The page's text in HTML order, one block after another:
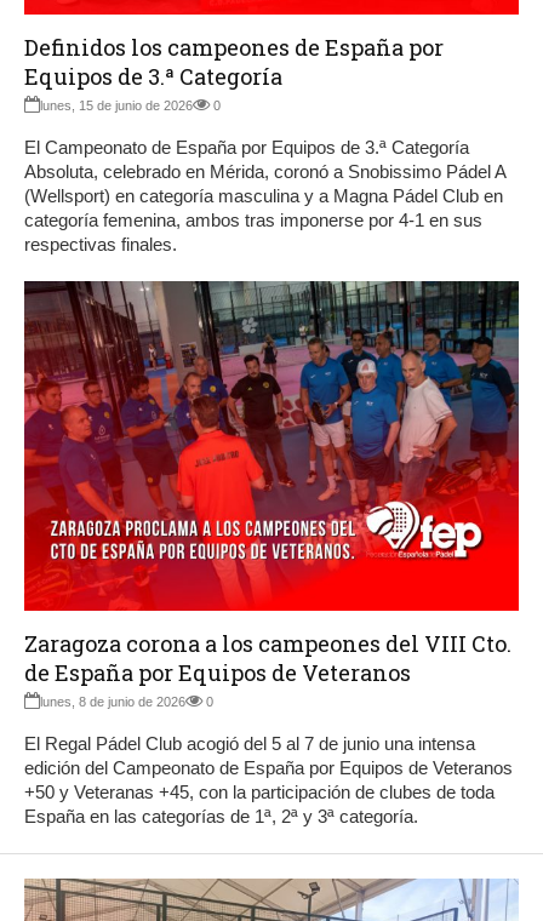
Definidos los campeones de España por
Equipos de 3.ª Categoría
lunes, 15 de junio de 2026 0
El Campeonato de España por Equipos de 3.ª Categoría
Absoluta, celebrado en Mérida, coronó a Snobissimo Pádel A
(Wellsport) en categoría masculina y a Magna Pádel Club en
categoría femenina, ambos tras imponerse por 4-1 en sus
respectivas finales.
Zaragoza corona a los campeones del VIII Cto.
de España por Equipos de Veteranos
lunes, 8 de junio de 2026 0
El Regal Pádel Club acogió del 5 al 7 de junio una intensa
edición del Campeonato de España por Equipos de Veteranos
+50 y Veteranas +45, con la participación de clubes de toda
España en las categorías de 1ª, 2ª y 3ª categoría.